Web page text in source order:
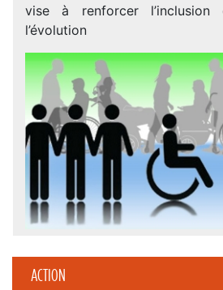
ACTION
vise à renforcer
l’évolution